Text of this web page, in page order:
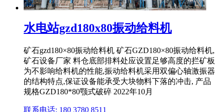
水电站gzd180x80振动给料机
矿石gzd180×80振动给料机 矿石GZD180×80振动给料机,
矿石设备厂家 料仓底部排料处应设置足够高度的拦矿板
为不影响给料机的性能,振动给料机采用双偏心轴激振器
的结构特点,保证设备能承受大块物料下落的冲击, 产品
规格GZD180*80颚式破碎 2022年10月
联系电话: 180 3780 8511